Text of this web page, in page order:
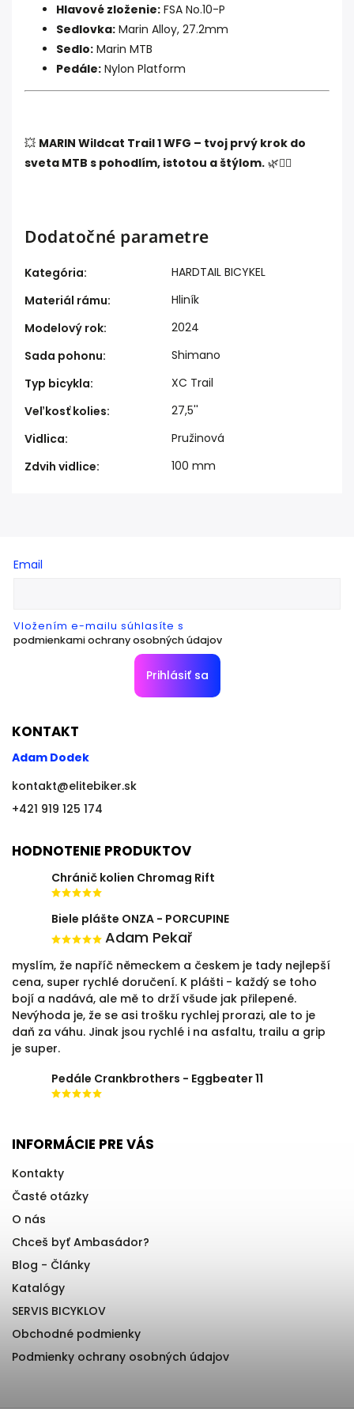
Hlavové zloženie: FSA No.10-P
Sedlovka: Marin Alloy, 27.2mm
Sedlo: Marin MTB
Pedále: Nylon Platform
💥 MARIN Wildcat Trail 1 WFG – tvoj prvý krok do
sveta MTB s pohodlím, istotou a štýlom. 🌿🚵‍♀️
Dodatočné parametre
Kategória:
HARDTAIL BICYKEL
Materiál rámu:
Hliník
Modelový rok:
2024
Sada pohonu:
Shimano
Typ bicykla:
XC Trail
Veľkosť kolies:
27,5''
Vidlica:
Pružinová
Zdvih vidlice: 100 mm
Email
Vložením e-mailu súhlasíte s
podmienkami ochrany osobných údajov
Prihlásiť sa
KONTAKT
Adam Dodek
kontakt@elitebiker.sk
+421 919 125 174
HODNOTENIE PRODUKTOV
Chránič kolien Chromag Rift
Biele plášte ONZA - PORCUPINE
Adam Pekař
myslím, že napříč německem a českem je tady nejlepší
cena, super rychlé doručení. K plášti - každý se toho
bojí a nadává, ale mě to drží všude jak přilepené.
Nevýhoda je, že se asi trošku rychlej prorazi, ale to je
daň za váhu. Jinak jsou rychlé i na asfaltu, trailu a grip
je super.
Pedále Crankbrothers - Eggbeater 11
INFORMÁCIE PRE VÁS
Kontakty
Časté otázky
O nás
Chceš byť Ambasádor?
Blog - Články
Katalógy
SERVIS BICYKLOV
Obchodné podmienky
Podmienky ochrany osobných údajov